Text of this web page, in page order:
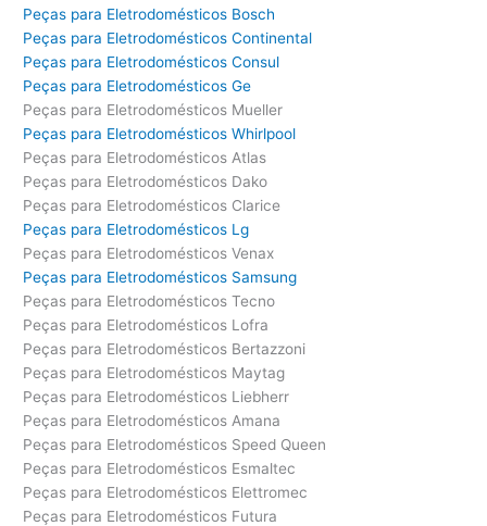
Peças para Eletrodomésticos Bosch
Peças para Eletrodomésticos Continental
Peças para Eletrodomésticos Consul
Peças para Eletrodomésticos Ge
Peças para Eletrodomésticos Mueller
Peças para Eletrodomésticos Whirlpool
Peças para Eletrodomésticos Atlas
Peças para Eletrodomésticos Dako
Peças para Eletrodomésticos Clarice
Peças para Eletrodomésticos Lg
Peças para Eletrodomésticos Venax
Peças para Eletrodomésticos Samsung
Peças para Eletrodomésticos Tecno
Peças para Eletrodomésticos Lofra
Peças para Eletrodomésticos Bertazzoni
Peças para Eletrodomésticos Maytag
Peças para Eletrodomésticos Liebherr
Peças para Eletrodomésticos Amana
Peças para Eletrodomésticos Speed Queen
Peças para Eletrodomésticos Esmaltec
Peças para Eletrodomésticos Elettromec
Peças para Eletrodomésticos Futura